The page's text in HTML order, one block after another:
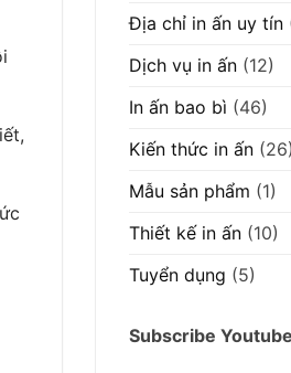
Địa chỉ in ấn uy tín
Dịch vụ in ấn (12)
In ấn bao bì (46)
Kiến thức in ấn (26)
Mẫu sản phẩm (1)
Thiết kế in ấn (10)
Tuyển dụng (5)
Subscribe